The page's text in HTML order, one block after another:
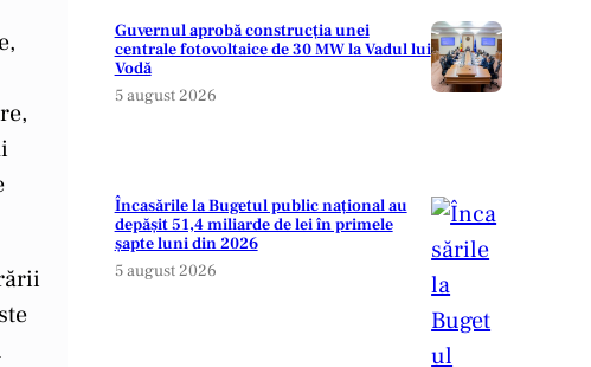
Guvernul aprobă construcția unei
centrale fotovoltaice de 30 MW la Vadul lui
Vodă
5 august 2026
Încasările la Bugetul public național au
depășit 51,4 miliarde de lei în primele
șapte luni din 2026
5 august 2026